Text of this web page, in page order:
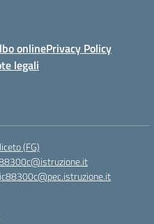
onlinePrivacy Policy
legali
(FG)